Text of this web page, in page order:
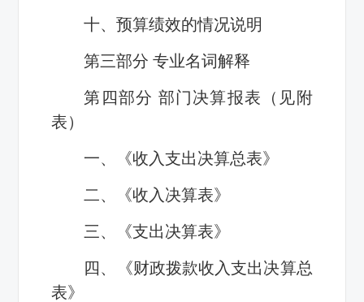
十、预算绩效的情况说明
第三部分 专业名词解释
第四部分 部门决算报表（见附
表）
一、《收入支出决算总表》
二、《收入决算表》
三、《支出决算表》
四、《财政拨款收入支出决算总
表》